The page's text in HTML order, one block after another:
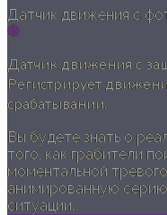
Датчик движения с
Датчик движения с
Регистрирует
срабатывании.
Вы будете знать о
того, как грабители
моментальной
анимированную
ситуации.